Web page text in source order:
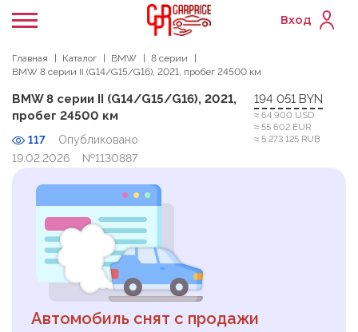
Вход
Главная Каталог BMW
8 серии
BMW 8 серии II (G14/G15/G16), 2021, пробег 24500 км
BMW 8 серии II (G14/G15/G16), 2021,
пробег 24500 км
117
Опубликовано
19.02.2026
№1130887
194 051 BYN
≈ 64 900 USD
≈ 55 602 EUR
≈ 5 273 125 RUB
Автомобиль снят с продажи